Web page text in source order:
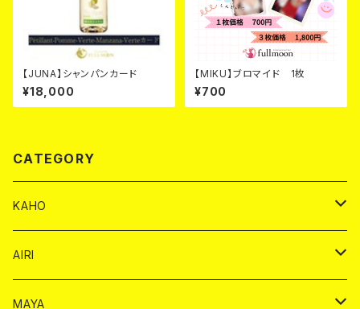
【JUNA】シャンパンカード
¥18,000
【MIKU】ブロマイド 1枚
¥700
CATEGORY
KAHO
シャンパンカード
モエシャンドン カード
BAIKA カード
AIRI
シャンパン カード
MAYA